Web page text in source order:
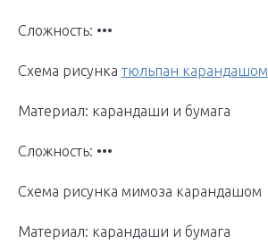
Сложность: •••
Схема рисунка тюльпан карандашом
Материал: карандаши и бумага
Сложность: •••
Схема рисунка мимоза карандашом
Материал: карандаши и бумага